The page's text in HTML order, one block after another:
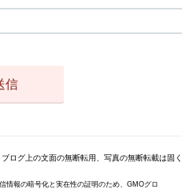
グ上の文面の無断転用、写真の無断転載は固く
情報の暗号化と実在性の証明のため、GMOグロ